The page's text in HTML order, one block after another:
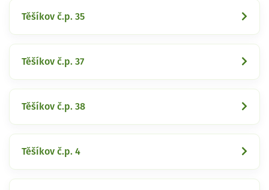
Těšíkov č.p. 35
Těšíkov č.p. 37
Těšíkov č.p. 38
Těšíkov č.p. 4